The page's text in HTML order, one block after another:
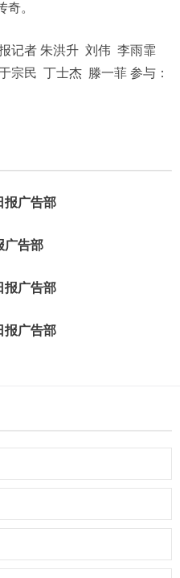
。
记者 朱洪升 刘伟 李雨霏
宗民 丁士杰 滕一菲 参与：
报广告部
广告部
报广告部
报广告部